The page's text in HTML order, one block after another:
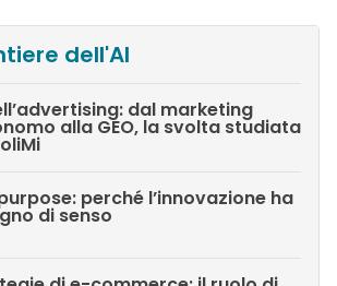
dell'AI
dal marketing
alla GEO, la svolta studiata
perché l’innovazione ha
di senso